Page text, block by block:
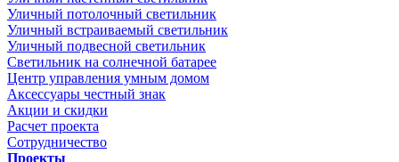
Уличный потолочный светильник
Уличный встраиваемый светильник
Уличный подвесной светильник
Светильник на солнечной батарее
Центр управления умным домом
Аксессуары честный знак
Акции и скидки
Расчет проекта
Сотрудничество
Проекты